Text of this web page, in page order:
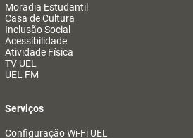
Moradia Estudantil
Casa de Cultura
Inclusão Social
Acessibilidade
Atividade Física
TV UEL
UEL FM
Serviços
Configuração Wi-Fi UEL